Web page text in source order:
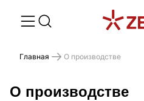
Главная О производстве
О производстве